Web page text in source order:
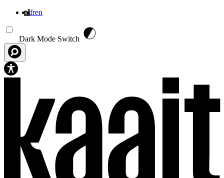
nlfren
Dark Mode Switch